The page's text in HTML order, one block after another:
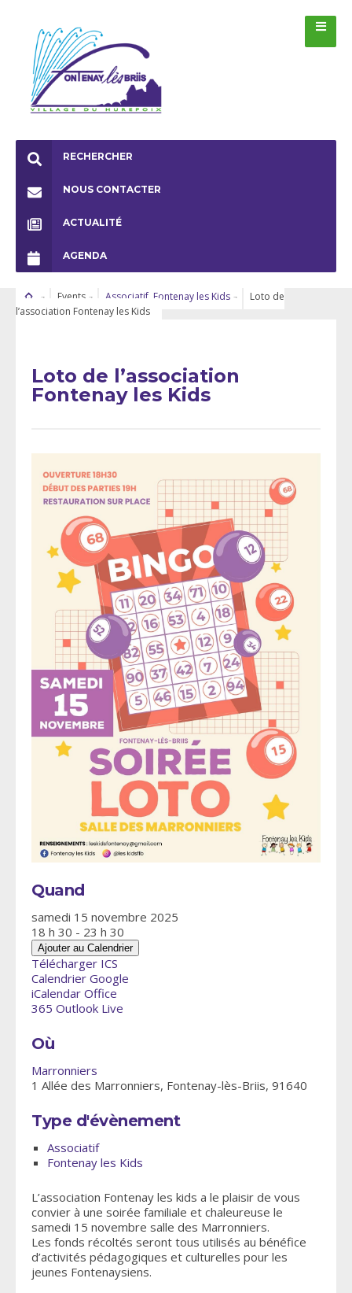
RECHERCHER
NOUS CONTACTER
ACTUALITÉ
AGENDA
Events Associatif, Fontenay les Kids
Loto de
l’association Fontenay les Kids
Loto de l’association
Fontenay les Kids
Quand
samedi 15 novembre 2025
18 h 30 - 23 h 30
Ajouter au Calendrier
Télécharger ICS
Calendrier Google
iCalendar Office
365 Outlook Live
Où
Marronniers
1 Allée des Marronniers, Fontenay-lès-Briis, 91640
Type d'évènement
Associatif
Fontenay les Kids
L’association Fontenay les kids a le plaisir de vous
convier à une soirée familiale et chaleureuse le
samedi 15 novembre salle des Marronniers.
Les fonds récoltés seront tous utilisés au bénéfice
d’activités pédagogiques et culturelles pour les
jeunes Fontenaysiens.